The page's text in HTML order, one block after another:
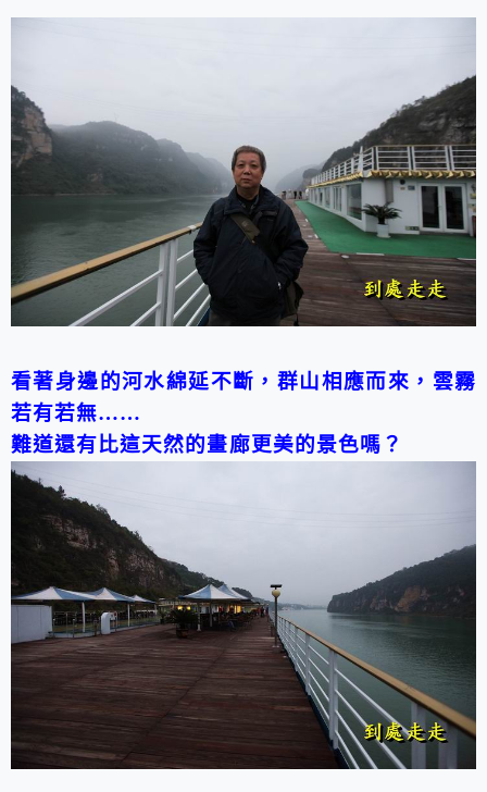
看著身邊的河水綿延不斷，群山相應而來，雲霧
若有若無……
難道還有比這天然的畫廊更美的景色嗎？